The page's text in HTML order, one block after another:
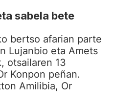
sabela bete
bertso afarian parte
Lujanbio eta Amets
otsailaren 13
Konpon peñan.
Amilibia, Or